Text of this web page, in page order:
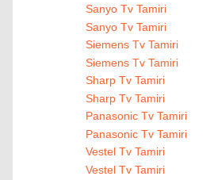
Sanyo Tv Tamiri
Sanyo Tv Tamiri
Siemens Tv Tamiri
Siemens Tv Tamiri
Sharp Tv Tamiri
Sharp Tv Tamiri
Panasonic Tv Tamiri
Panasonic Tv Tamiri
Vestel Tv Tamiri
Vestel Tv Tamiri